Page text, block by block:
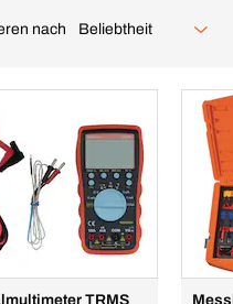
nach Beliebtheit
TRMS